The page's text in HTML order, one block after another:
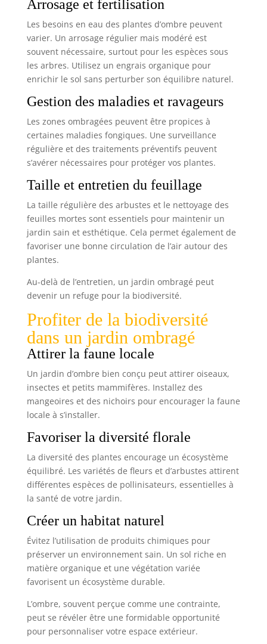
Arrosage et fertilisation
Les besoins en eau des plantes d’ombre peuvent
varier. Un arrosage régulier mais modéré est
souvent nécessaire, surtout pour les espèces sous
les arbres. Utilisez un engrais organique pour
enrichir le sol sans perturber son équilibre naturel.
Gestion des maladies et ravageurs
Les zones ombragées peuvent être propices à
certaines maladies fongiques. Une surveillance
régulière et des traitements préventifs peuvent
s’avérer nécessaires pour protéger vos plantes.
Taille et entretien du feuillage
La taille régulière des arbustes et le nettoyage des
feuilles mortes sont essentiels pour maintenir un
jardin sain et esthétique. Cela permet également de
favoriser une bonne circulation de l’air autour des
plantes.
Au-delà de l’entretien, un jardin ombragé peut
devenir un refuge pour la biodiversité.
Profiter de la biodiversité
dans un jardin ombragé
Attirer la faune locale
Un jardin d’ombre bien conçu peut attirer oiseaux,
insectes et petits mammifères. Installez des
mangeoires et des nichoirs pour encourager la faune
locale à s’installer.
Favoriser la diversité florale
La diversité des plantes encourage un écosystème
équilibré. Les variétés de fleurs et d’arbustes attirent
différentes espèces de pollinisateurs, essentielles à
la santé de votre jardin.
Créer un habitat naturel
Évitez l’utilisation de produits chimiques pour
préserver un environnement sain. Un sol riche en
matière organique et une végétation variée
favorisent un écosystème durable.
L’ombre, souvent perçue comme une contrainte,
peut se révéler être une formidable opportunité
pour personnaliser votre espace extérieur.